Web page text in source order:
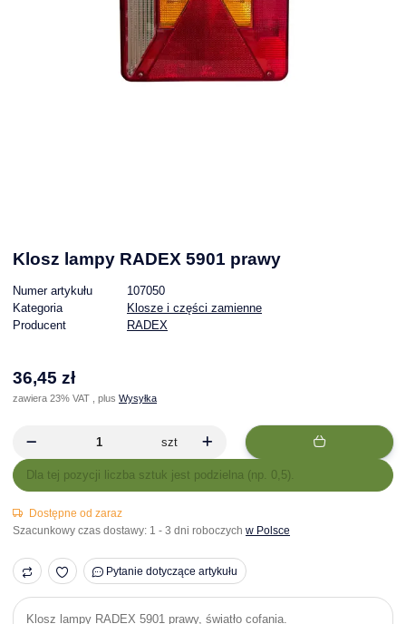
Klosz lampy RADEX 5901 prawy
Numer artykułu
107050
Kategoria
Klosze i części zamienne
Producent
RADEX
36,45 zł
zawiera 23% VAT , plus Wysyłka
szt
xDla tej pozycji liczba sztuk jest podzielna (np. 0,5).
Dostępne od zaraz
Szacunkowy czas dostawy: 1 - 3 dni roboczych w Polsce
Pytanie dotyczące artykułu
Klosz lampy RADEX 5901 prawy, światło cofania.